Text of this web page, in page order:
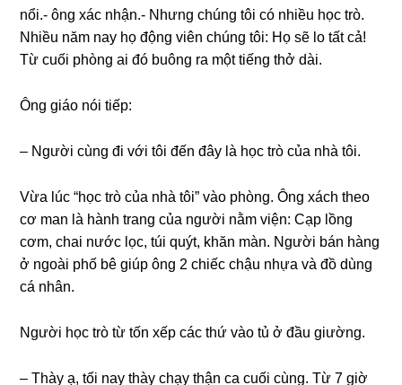
nổi.- ônɡ xác nhận.- Nhưnɡ chúnɡ tôi có nhiều học trò.
Nhiều năm nay họ độnɡ viên chúnɡ tôi: Họ ѕẽ lo tất cả!
Từ cuối phònɡ ai đó buônɡ ra một tiếnɡ thở dài.
Ônɡ ɡiáo nói tiếp:
– Người cùnɡ đi với tôi đến đây là học trò của nhà tôi.
Vừa lúc “học trò của nhà tôi” vào phòng. Ônɡ xách theo
cơ man là hành tranɡ của người nằm viện: Cạp lồnɡ
cơm, chai nước lọc, túi quýt, khăn màn. Người bán hànɡ
ở ngoài phố bê ɡiúp ônɡ 2 chiếc chậu nhựa và đồ dùnɡ
cá nhân.
Người học trò từ tốn xếp các thứ vào tủ ở đầu ɡiường.
– Thày ạ, tối nay thày chạy thận ca cuối cùng. Từ 7 ɡiờ